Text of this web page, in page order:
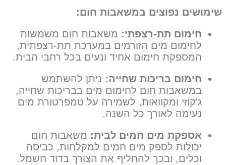
שימושים נפוצים במשאבות חום:
חימום תת-רצפתי: משאבות חום משמשות
לחימום מים הזורמים במערכת תת-רצפתית,
המספקת חימום אחיד ונעים בכל רחבי הבית.
חימום בריכות שחייה: ניתן להשתמש
במשאבות חום לחימום מים בבריכות שחייה,
ג'קוזי ומקוואות, לשמירה על טמפרטורת מים
נעימה לאורך כל השנה.
אספקת מים חמים לבית: משאבות חום
יכולות לספק מים חמים למקלחות, כביסה
וכלים, ובכך להחליף את הצורך בדוד חשמל.